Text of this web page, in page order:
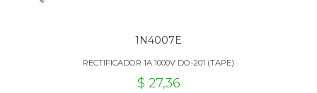
1N4007E
RECTIFICADOR 1A 1000V DO-201 (TAPE)
$ 27,36